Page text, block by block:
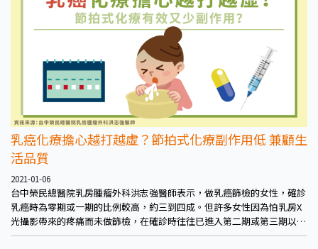
乳癌化療擔心越打越虛？節拍式化療副作用低 兼顧生
活品質
2021-01-06
台中榮民總醫院乳房腫瘤外科洪志強醫師表示，做乳癌篩檢的女性，確診
乳癌時為零期或一期的比例較高，約三到四成。但許多女性因為怕乳房X
光攝影帶來的疼痛而未做篩檢，在確診時往往已進入第二期或第三期以
上。其實現代醫療進步，設備也跟著進步，在乳房攝影檢查時若有感到不